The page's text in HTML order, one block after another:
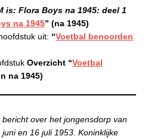
is: Flora Boys na 1945: deel 1
na 1945” (na 1945)
uit: “Voetbal benoorden
Overzicht “Voetbal
na 1945)
bericht over het jongensdorp van
en 16 juli 1953. Koninklijke